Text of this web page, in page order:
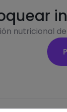
nutricional